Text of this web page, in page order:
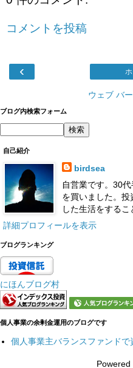
コメントを投稿
‹
ウェブ バ
ブログ内検索フォーム
自己紹介
birdsea
自営業です。30
を買いました。投
した生活をする
詳細プロフィールを表示
ブログランキング
にほんブログ村
個人事業の余剰金運用のブログです
個人事業主バランスファンドで
Powered